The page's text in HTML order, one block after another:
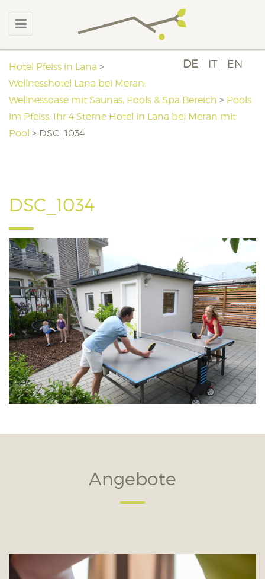
DE IT EN
Hotel Pfeiss in Lana >
Wellnesshotel Lana bei Meran:
Wellnessoase mit Saunas, Pools & Spa Bereich > Pools
im Pfeiss: Ihr 4 Sterne Hotel in Lana bei Meran mit
Pool > DSC_1034
DSC_1034
Angebote